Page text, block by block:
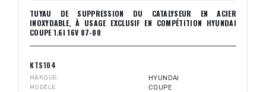
TUYAU DE SUPPRESSION DU CATALYSEUR EN ACIER
INOXYDABLE, À USAGE EXCLUSIF EN COMPÉTITION HYUNDAI
COUPE 1.6I 16V 87-00
KTS104
MARQUE HYUNDAI
MODÈLE COUPE